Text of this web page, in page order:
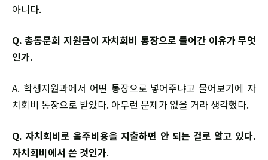
아니다.
Q. 총동문회 지원금이 자치회비 통장으로 들어간 이유가 무엇
인가.
A. 학생지원과에서 어떤 통장으로 넣어주냐고 물어보기에 자
치회비 통장으로 받았다. 아무런 문제가 없을 거라 생각했다.
Q. 자치회비로 음주비용을 지출하면 안 되는 걸로 알고 있다.
자치회비에서 쓴 것인가.